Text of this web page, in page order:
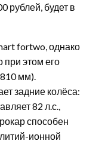
рублей, будет в
fortwo, однако
этом его
мм).
задние колёса:
82 л.с.,
способен
ионной